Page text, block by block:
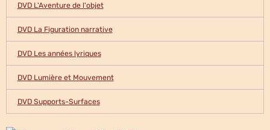
DVD L'Aventure de l'objet
DVD La Figuration narrative
DVD Les années lyriques
DVD Lumière et Mouvement
DVD Supports-Surfaces